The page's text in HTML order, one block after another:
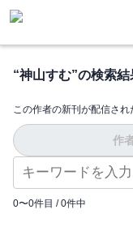
“神山すむ”の検索結
この作者の新刊が配信され
作
0〜0件目 / 0件中